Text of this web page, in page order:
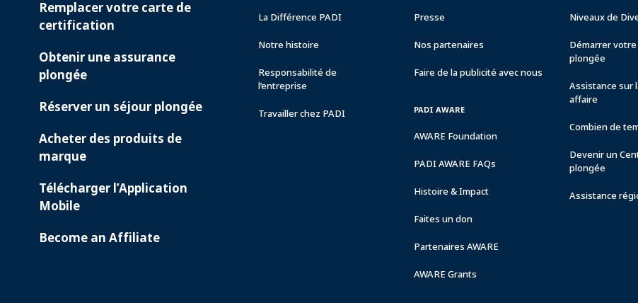
Remplacer votre carte de
certification
Obtenir une assurance
plongée
Réserver un séjour plongée
Acheter des produits de
marque
Télécharger l’Application
Mobile
Become an Affiliate
La Différence PADI
Notre histoire
Responsabilité de
l’entreprise
Travailler chez PADI
Presse
Nos partenaires
Faire de la publicité avec nous
PADI AWARE
AWARE Foundation
PADI AWARE FAQs
Histoire & Impact
Faites un don
Partenaires AWARE
AWARE Grants
Niveaux de
Démarrer
plongée
Assistance sur
affaire
Combien de
Devenir un
plongée
Assistance